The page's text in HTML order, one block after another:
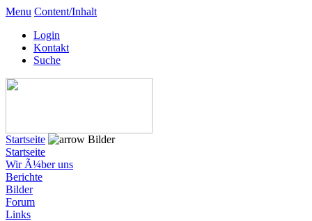
Menu Content/Inhalt
Login
Kontakt
Suche
Startseite
Bilder
Startseite
Wir Ã¼ber uns
Berichte
Bilder
Forum
Links